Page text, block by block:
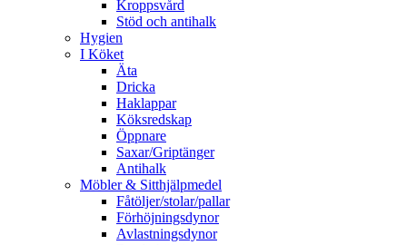
Kroppsvård
Stöd och antihalk
Hygien
I Köket
Äta
Dricka
Haklappar
Köksredskap
Öppnare
Saxar/Griptänger
Antihalk
Möbler & Sitthjälpmedel
Fåtöljer/stolar/pallar
Förhöjningsdynor
Avlastningsdynor